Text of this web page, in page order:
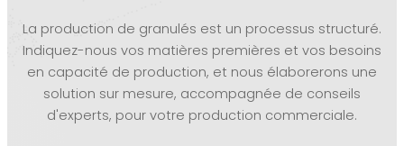
La production de granulés est un processus structuré.
Indiquez-nous vos matières premières et vos besoins
en capacité de production, et nous élaborerons une
solution sur mesure, accompagnée de conseils
d'experts, pour votre production commerciale.